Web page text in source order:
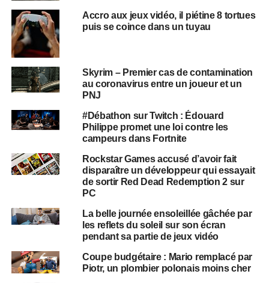
Accro aux jeux vidéo, il piétine 8 tortues
puis se coince dans un tuyau
Skyrim – Premier cas de contamination
au coronavirus entre un joueur et un
PNJ
#Débathon sur Twitch : Édouard
Philippe promet une loi contre les
campeurs dans Fortnite
Rockstar Games accusé d’avoir fait
disparaître un développeur qui essayait
de sortir Red Dead Redemption 2 sur
PC
La belle journée ensoleillée gâchée par
les reflets du soleil sur son écran
pendant sa partie de jeux vidéo
Coupe budgétaire : Mario remplacé par
Piotr, un plombier polonais moins cher